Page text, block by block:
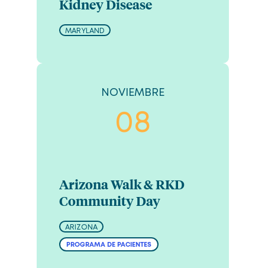
Kidney Disease
MARYLAND
NOVIEMBRE
08
Arizona Walk & RKD
Community Day
ARIZONA
PROGRAMA DE PACIENTES